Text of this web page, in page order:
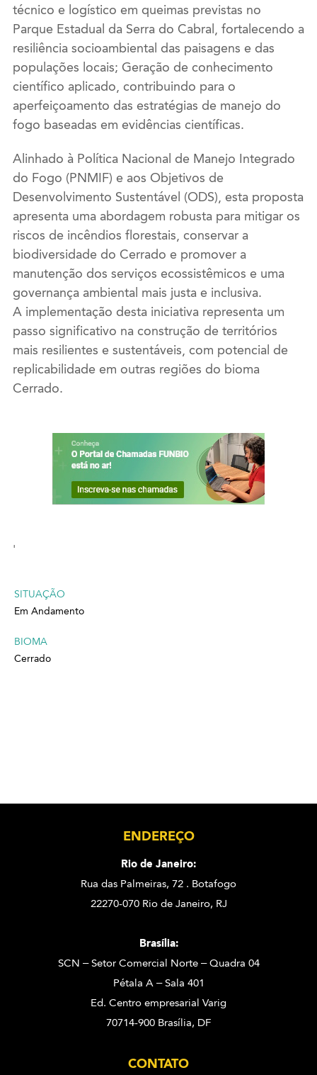
técnico e logístico em queimas previstas no
Parque Estadual da Serra do Cabral, fortalecendo a
resiliência socioambiental das paisagens e das
populações locais; Geração de conhecimento
científico aplicado, contribuindo para o
aperfeiçoamento das estratégias de manejo do
fogo baseadas em evidências científicas.
Alinhado à Política Nacional de Manejo Integrado
do Fogo (PNMIF) e aos Objetivos de
Desenvolvimento Sustentável (ODS), esta proposta
apresenta uma abordagem robusta para mitigar os
riscos de incêndios florestais, conservar a
biodiversidade do Cerrado e promover a
manutenção dos serviços ecossistêmicos e uma
governança ambiental mais justa e inclusiva.
A implementação desta iniciativa representa um
passo significativo na construção de territórios
mais resilientes e sustentáveis, com potencial de
replicabilidade em outras regiões do bioma
Cerrado.
'
SITUAÇÃO
Em Andamento
BIOMA
Cerrado
ENDEREÇO
Rio de Janeiro:
Rua das Palmeiras, 72 . Botafogo
22270-070 Rio de Janeiro, RJ
Brasília:
SCN – Setor Comercial Norte – Quadra 04
Pétala A – Sala 401
Ed. Centro empresarial Varig
70714-900 Brasília, DF
CONTATO